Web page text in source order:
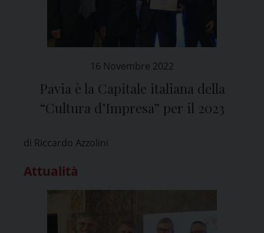
16 Novembre 2022
Pavia è la Capitale italiana della
“Cultura dʼImpresa” per il 2023
di Riccardo Azzolini
Attualità